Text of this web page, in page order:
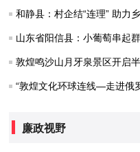
和静县：村企结“连理” 助力
山东省阳信县：小葡萄串起
敦煌鸣沙山月牙泉景区开启
“敦煌文化环球连线—走进俄
廉政视野